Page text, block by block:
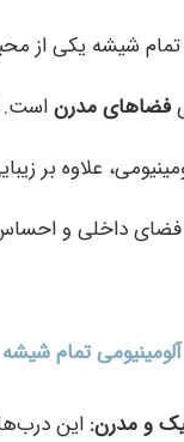
تمام شیشه یکی از
فضاهای مدرناست.
علاوه بر
فضای داخلی و
تمام شیشه
و مدرن: این